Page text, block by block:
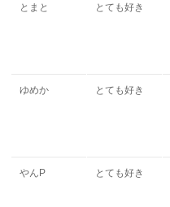
とまと とても好き
ゆめか とても好き
やんP とても好き